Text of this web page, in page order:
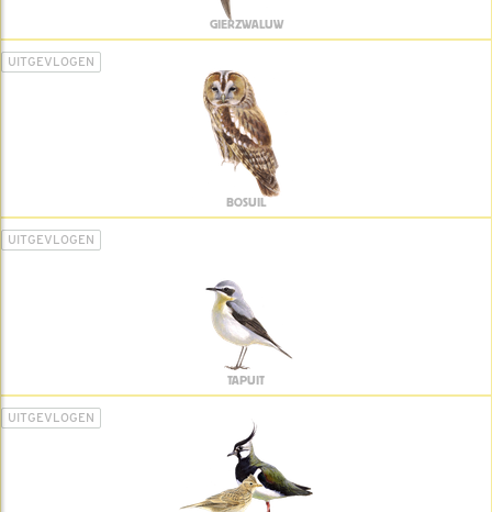
GIERZWALUW
UITGEVLOGEN
BOSUIL
UITGEVLOGEN
TAPUIT
UITGEVLOGEN